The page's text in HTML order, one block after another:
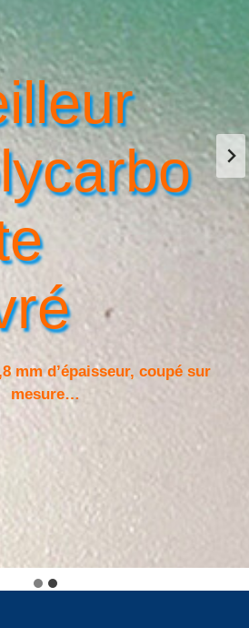
mm d’épaisseur, coupé sur
mesure…